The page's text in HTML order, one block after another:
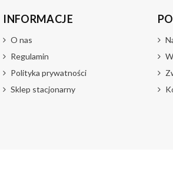
INFORMACJE
O nas
Regulamin
Polityka prywatności
Sklep stacjonarny